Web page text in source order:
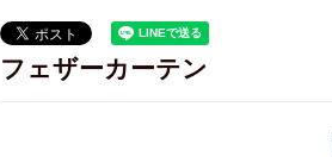
長財布
ナリーオブザコメット
ーク
ブライトン
フェザーカーテン